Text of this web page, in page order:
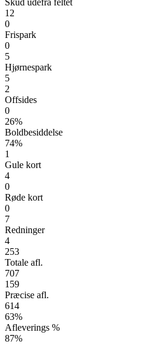
Skud udefra feltet
12
0
Frispark
0
5
Hjørnespark
5
2
Offsides
0
26%
Boldbesiddelse
74%
1
Gule kort
4
0
Røde kort
0
7
Redninger
4
253
Totale afl.
707
159
Præcise afl.
614
63%
Afleverings %
87%